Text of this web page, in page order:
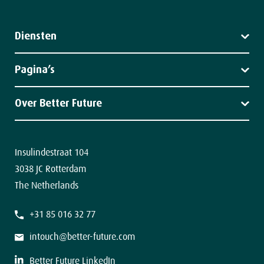
Insulindestraat 104
3038 JC Rotterdam
The Netherlands
+31 85 016 32 77
intouch@better-future.com
Better Future LinkedIn
Diensten
Strategie
Pagina’s
Klantverhalen
Over Better Future
Contact